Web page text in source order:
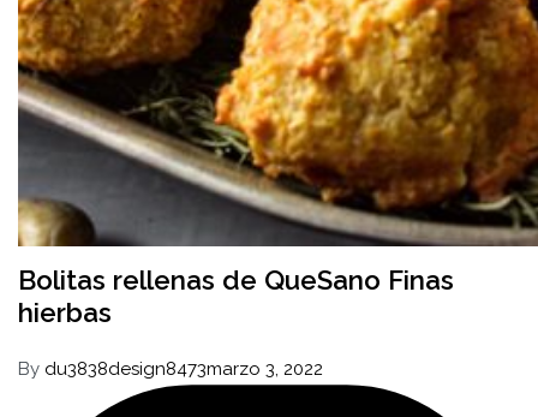
Bolitas rellenas de QueSano Finas
hierbas
By du3838design8473marzo 3, 2022